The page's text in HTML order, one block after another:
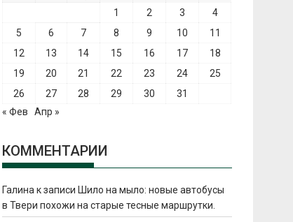
1
2 3
4
5
6 7 8 9 10
11
12
13 14 15 16 17
18
19
20 21 22 23 24
25
26
27 28 29 30
31
« Фев
Апр »
КОММЕНТАРИИ
Галина к записи Шило на мыло: новые автобусы
в Твери похожи на старые тесные маршрутки.